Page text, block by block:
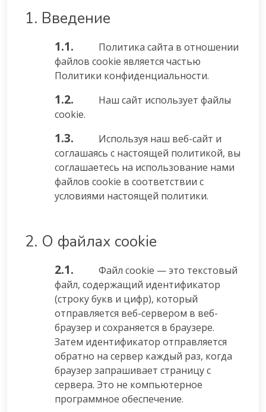
1. Введение
1.1.
Политика сайта в отношении
файлов cookie является частью
Политики конфиденциальности.
1.2.
Наш сайт использует файлы
cookie.
1.3.
Используя наш веб-сайт и
соглашаясь с настоящей политикой, вы
соглашаетесь на использование нами
файлов cookie в соответствии с
условиями настоящей политики.
2. О файлах cookie
2.1.
Файл cookie — это текстовый
файл, содержащий идентификатор
(строку букв и цифр), который
отправляется веб-сервером в веб-
браузер и сохраняется в браузере.
Затем идентификатор отправляется
обратно на сервер каждый раз, когда
браузер запрашивает страницу с
сервера. Это не компьютерное
программное обеспечение.